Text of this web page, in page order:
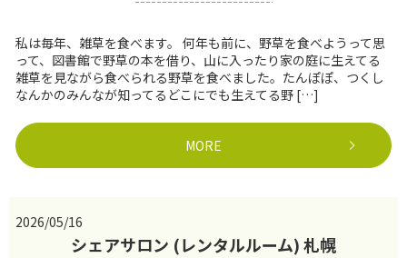
私は毎年、雑草を食べます。 何年も前に、野草を食べようって思
って、図書館で野草の本を借り、山に入ったり家の庭に生えてる
雑草を見ながら食べられる野草を食べました。たんぽぽ、つくし
なんかのみんなが知ってるどこにでも生えてる野 […]
MORE
2026/05/16
シェアサロン (レンタルルーム) 札幌